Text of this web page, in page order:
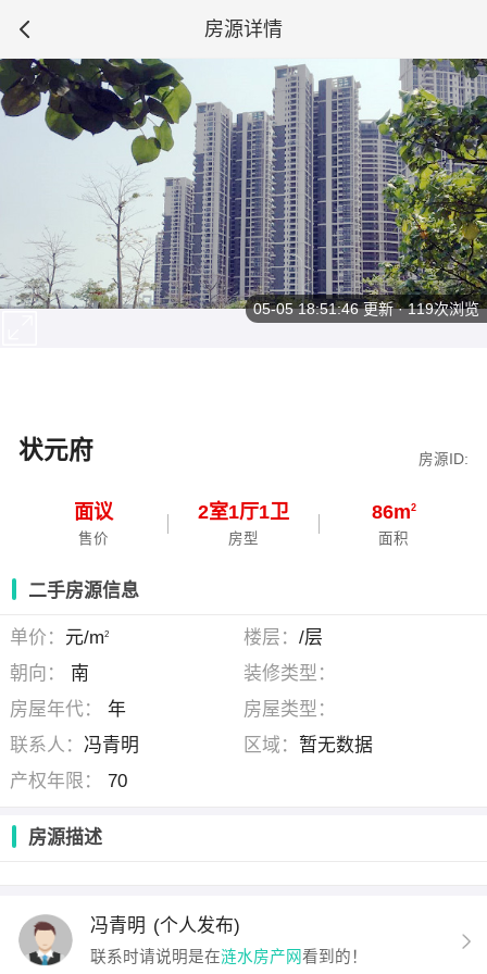
房源详情
状元府 房源ID:
面议
售价
2室1厅1卫
房型
86m2
面积
05-05 18:51:46更新 · 119次浏览
二手房源信息
单价： 元/m2 楼层： /层
朝向：
南
装修类型：
房屋年代：
年
房屋类型：
联系人： 冯青明 区域： 暂无数据
产权年限：
70
房源描述
冯青明 (个人发布)
联系时请说明是在涟水房产网看到的！